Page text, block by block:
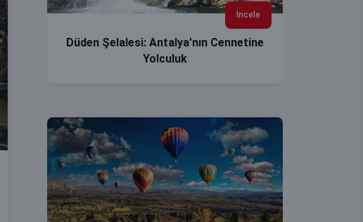
İncele
Düden Şelalesi: Antalya'nın Cennetine
Yolculuk